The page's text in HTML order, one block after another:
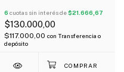
6 cuotas sin interés de$21.666,67
$130.000,00
$117.000,00 con Transferencia o
depósito